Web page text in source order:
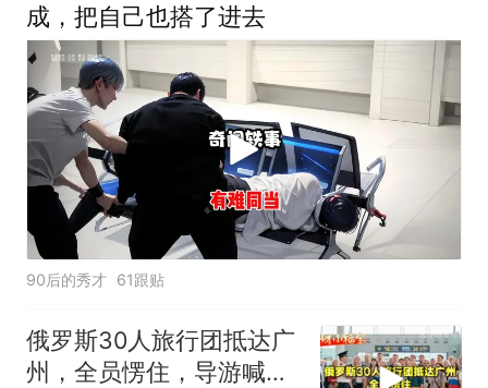
成，把自己也搭了进去
90后的秀才 61跟贴
俄罗斯30人旅行团抵达广
州，全员愣住，导游喊三